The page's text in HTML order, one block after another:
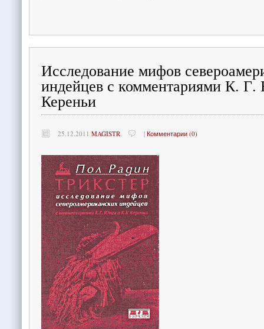
Исследование мифов
индейцев с комментариями К.
Кереньи
25.12.2011 MAGISTR. | Комментарии (0)